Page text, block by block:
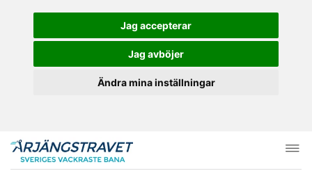
Jag accepterar
Jag avböjer
Ändra mina inställningar